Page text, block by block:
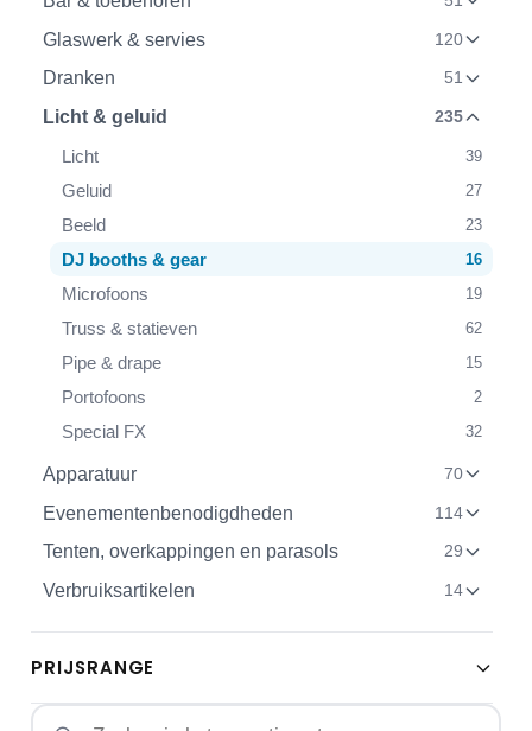
Glaswerk & servies 120
Dranken 51
Licht & geluid 235
Licht 39
Geluid 27
Beeld 23
DJ booths & gear 16
Microfoons 19
Truss & statieven 62
Pipe & drape 15
Portofoons 2
Special FX 32
Apparatuur 70
Evenementenbenodigdheden 114
Tenten, overkappingen en parasols 29
Verbruiksartikelen 14
PRIJSRANGE